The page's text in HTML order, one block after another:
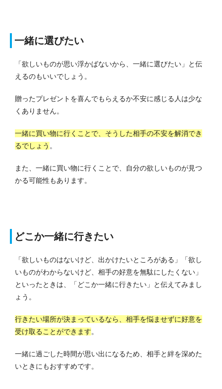
一緒に選びたい
「欲しいものが思い浮かばないから、一緒に選びたい」と伝
えるのもいいでしょう。
贈ったプレゼントを喜んでもらえるか不安に感じる人は少な
くありません。
一緒に買い物に行くことで、そうした相手の不安を解消でき
るでしょう 。
また、一緒に買い物に行くことで、自分の欲しいものが見つ
かる可能性もあります。
どこか一緒に行きたい
「欲しいものはないけど、出かけたいところがある」「欲し
いものがわからないけど、相手の好意を無駄にしたくない」
といったときは、「どこか一緒に行きたい」と伝えてみまし
ょう。
行きたい場所が決まっているなら、相手を悩ませずに好意を
受け取ることができます。
一緒に過ごした時間が思い出になるため、相手と絆を深めた
いときにもおすすめです。